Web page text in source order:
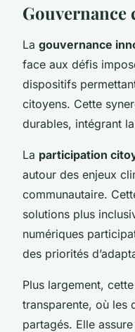
La gouvernance
face aux défis
dispositifs
citoyens. Cette
durables, intégrant
La participation
autour des enjeux
communautaire.
solutions plus
numériques
des priorités
Plus largement,
transparente, où les
partagés. Elle